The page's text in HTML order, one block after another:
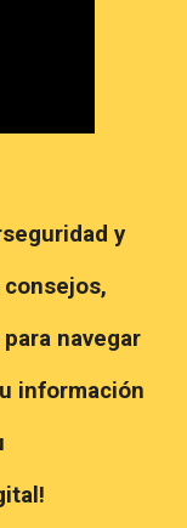
y
navegar
información